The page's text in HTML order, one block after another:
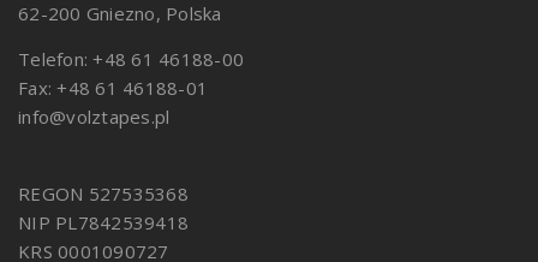
62-200 Gniezno, Polska
Telefon: +48 61 46188-00
Fax: +48 61 46188-01
info@volztapes.pl
REGON 527535368
NIP PL7842539418
KRS 0001090727